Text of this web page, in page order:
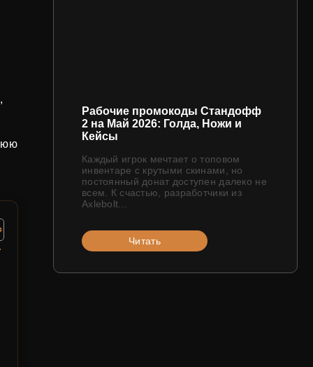
Рабочие промокоды Стандофф
2 на Май 2026: Голда, Ножи и
Кейсы
Каждый игрок мечтает о топовом
инвентаре с крутыми скинами, но
постоянный донат доступен далеко не
всем. К счастью, разработчики из
Axlebolt...
Читать